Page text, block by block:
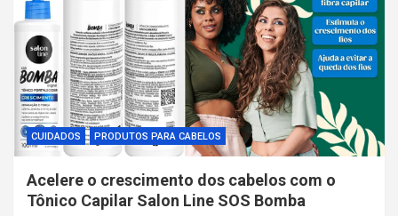
CUIDADOS PRODUTOS PARA CABELOS
Acelere o crescimento dos cabelos com o
Tônico Capilar Salon Line SOS Bomba